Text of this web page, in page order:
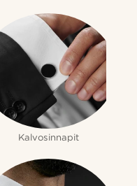
Kalvosinnapit